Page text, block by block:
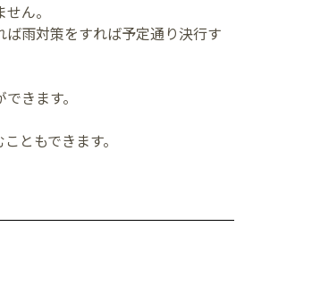
ん。
雨対策をすれば予定通り決行す
きます。
ともできます。